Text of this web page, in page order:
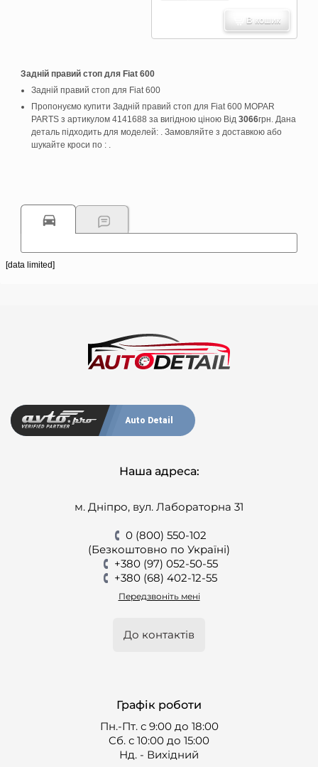
Задній правий стоп для Fiat 600
Задній правий стоп для Fiat 600
Пропонуємо купити Задній правий стоп для Fiat 600 MOPAR
PARTS з артикулом 4141688 за вигідною ціною Від 3066грн. Дана
деталь підходить для моделей: . Замовляйте з доставкою або
шукайте кроси по : .
В кошик
[data limited]
Auto Detail
Наша адреса:
м. Дніпро, вул. Лабораторна 31
0 (800) 550-102
(Безкоштовно по Україні)
+380 (97) 052-50-55
+380 (68) 402-12-55
Передзвоніть мені
До контактів
Графік роботи
Пн.-Пт. с 9:00 до 18:00
Cб. с 10:00 до 15:00
Нд. - Вихідний